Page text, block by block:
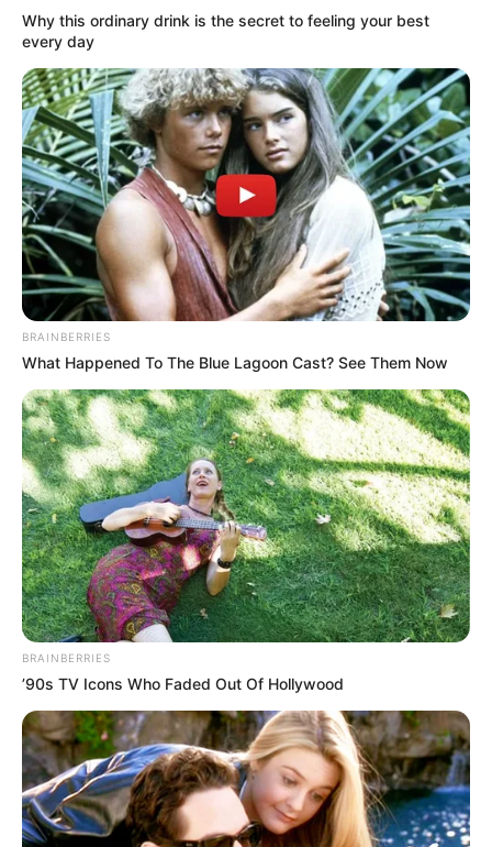
DRAMA
Penuh Misteri, Ini 7 Alasan
Why this ordinary drink is the secret to feeling your best
every day
BRAINBERRIES
What Happened To The Blue Lagoon Cast? See Them Now
BRAINBERRIES
’90s TV Icons Who Faded Out Of Hollywood